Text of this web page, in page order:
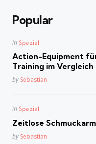
Popular
Posted
in Spezial
Action-Equipment
Training im Vergleich
Posted
by Sebastian
Posted
in Spezial
Zeitlose
Posted
by Sebastian